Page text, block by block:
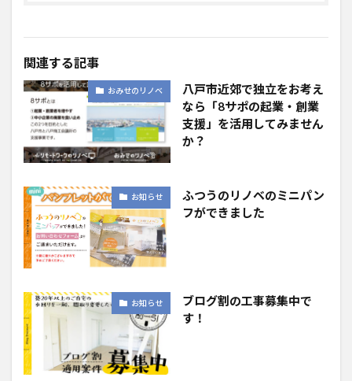
関連する記事
おみせのリノベ
八戸市近郊で独立をお考え
なら「8サポの起業・創業
支援」を活用してみません
か？
お知らせ
ふつうのリノベのミニパン
フができました
お知らせ
ブログ割の工事募集中で
す！